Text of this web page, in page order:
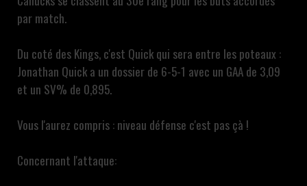
par match.
Du coté des Kings, c'est Quick qui sera entre les poteaux :
Jonathan Quick a un dossier de 6-5-1 avec un GAA de 3,09
et un SV% de 0,895.
Vous l'aurez compris : niveau défense c'est pas çà !
Concernant l'attaque: